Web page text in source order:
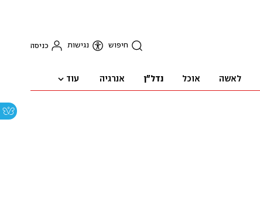
חיפוש נגישות כניסה
לאשה אוכל נדל"ן אנרגיה עוד